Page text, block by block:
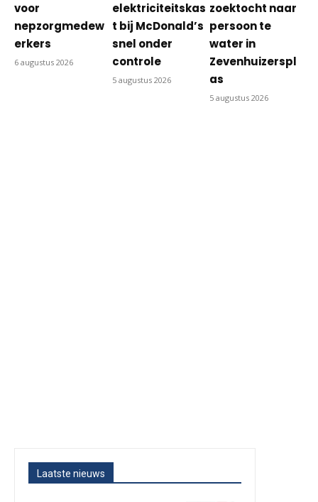
voor
nepzorgmedew
erkers
6 augustus 2026
elektriciteitskas
t bij McDonald’s
snel onder
controle
5 augustus 2026
zoektocht naar
persoon te
water in
Zevenhuizerspl
as
5 augustus 2026
Laatste nieuws